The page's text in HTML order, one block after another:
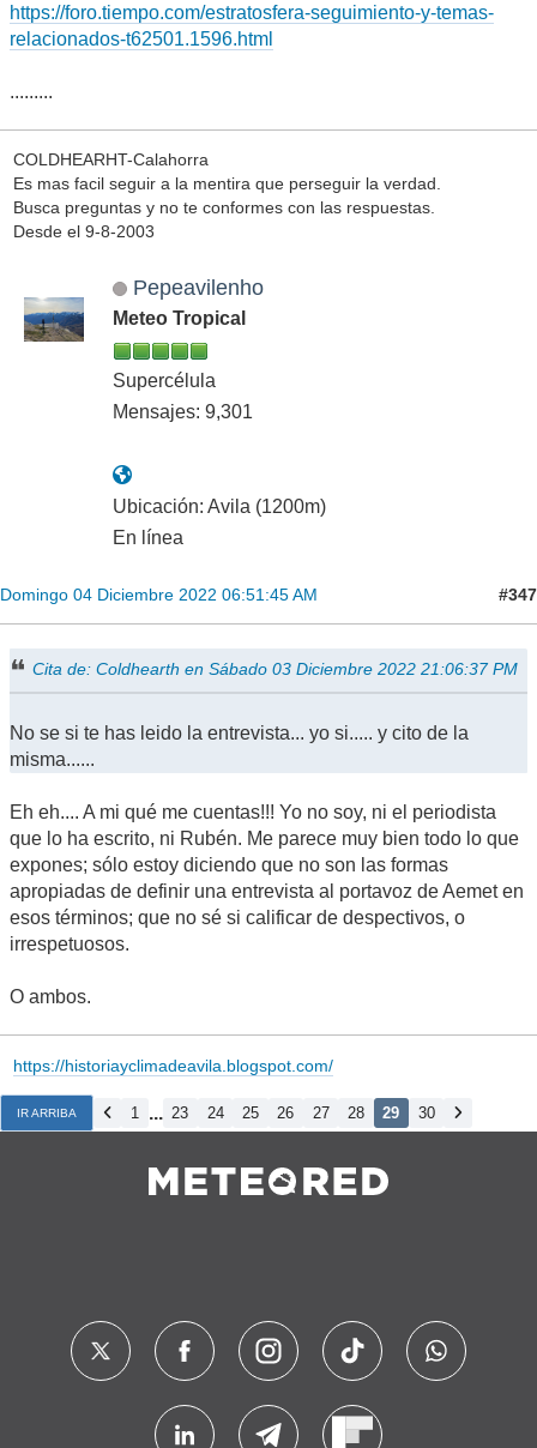
https://foro.tiempo.com/estratosfera-seguimiento-y-temas-
relacionados-t62501.1596.html
.........
COLDHEARHT-Calahorra
Es mas facil seguir a la mentira que perseguir la verdad.
Busca preguntas y no te conformes con las respuestas.
Desde el 9-8-2003
Pepeavilenho
Meteo Tropical
Supercélula
Mensajes: 9,301
Ubicación: Avila (1200m)
En línea
Domingo 04 Diciembre 2022 06:51:45 AM #347
Cita de: Coldhearth en Sábado 03 Diciembre 2022 21:06:37 PM
No se si te has leido la entrevista... yo si..... y cito de la
misma......
Eh eh.... A mi qué me cuentas!!! Yo no soy, ni el periodista
que lo ha escrito, ni Rubén. Me parece muy bien todo lo que
expones; sólo estoy diciendo que no son las formas
apropiadas de definir una entrevista al portavoz de Aemet en
esos términos; que no sé si calificar de despectivos, o
irrespetuosos.
O ambos.
https://historiayclimadeavila.blogspot.com/
IR ARRIBA 1 ... 23 24 25 26 27 28 29 30